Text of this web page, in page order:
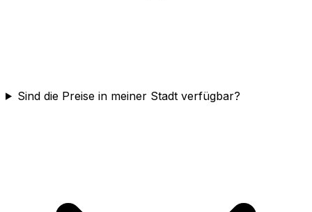
Sind die Preise in meiner Stadt verfügbar?